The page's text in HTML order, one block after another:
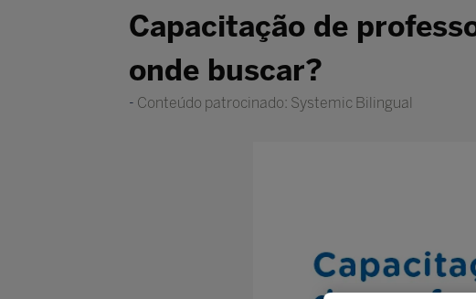
Capacitação de
onde buscar?
Conteúdo patrocinado: Systemic Bilingual